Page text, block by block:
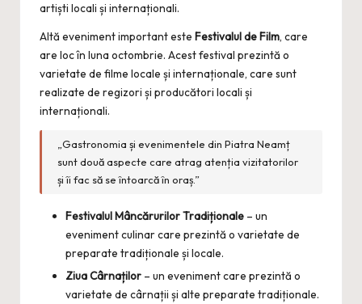
artiști locali și internaționali.
Altă eveniment important este Festivalul de Film, care
are loc în luna octombrie. Acest festival prezintă o
varietate de filme locale și internaționale, care sunt
realizate de regizori și producători locali și
internaționali.
„Gastronomia și evenimentele din Piatra Neamț
sunt două aspecte care atrag atenția vizitatorilor
și îi fac să se întoarcă în oraș.”
Festivalul Mâncărurilor Tradiționale – un
eveniment culinar care prezintă o varietate de
preparate tradiționale și locale.
Ziua Cârnaților – un eveniment care prezintă o
varietate de cârnații și alte preparate tradiționale.